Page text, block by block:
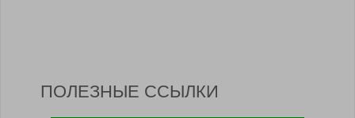
ПОЛЕЗНЫЕ ССЫЛКИ